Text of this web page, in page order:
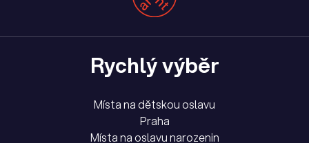
Rychlý výběr
Místa na dětskou oslavu
Praha
Místa na oslavu narozenin